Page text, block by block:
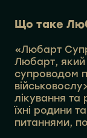
Що таке
«Любарт
Любарт, який
супроводом
лікування та
їхні родини
питаннями,